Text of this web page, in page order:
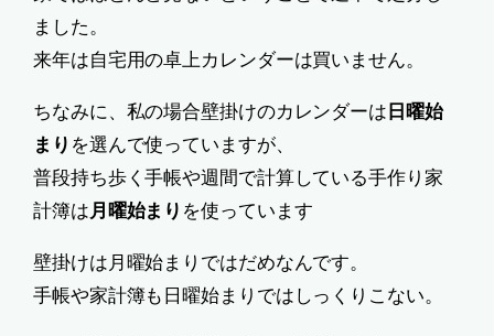
ました。
来年は自宅用の卓上カレンダーは買いません。
ちなみに、私の場合壁掛けのカレンダーは 日曜始
まり を選んで使っていますが、
普段持ち歩く手帳や週間で計算している手作り家
計簿は月曜始まり を使っています
壁掛けは月曜始まりではだめなんです。
手帳や家計簿も日曜始まりではしっくりこない。